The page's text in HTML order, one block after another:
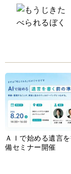
脳の健康習慣をサポ
ープンイヤー型イヤ
「kikippa イヤホン
HERALBONY モデ